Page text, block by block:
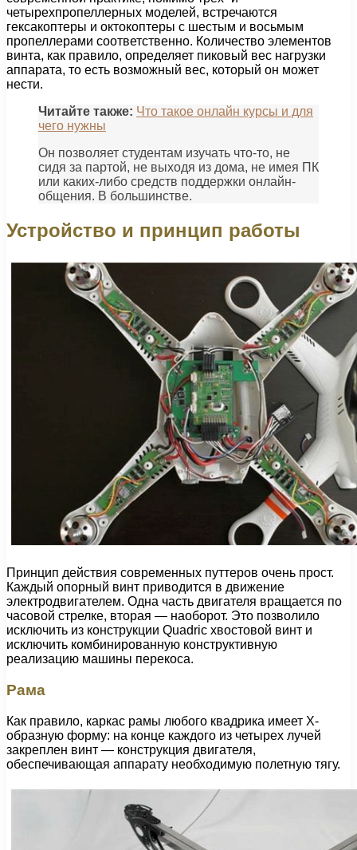
четырехпропеллерных моделей, встречаются
гексакоптеры и октокоптеры с шестым и восьмым
пропеллерами соответственно. Количество элементов
винта, как правило, определяет пиковый вес нагрузки
аппарата, то есть возможный вес, который он может
нести.
Читайте также: Что такое онлайн курсы и для
чего нужны
Он позволяет студентам изучать что-то, не
сидя за партой, не выходя из дома, не имея ПК
или каких-либо средств поддержки онлайн-
общения. В большинстве.
Устройство и принцип работы
Принцип действия современных путтеров очень прост.
Каждый опорный винт приводится в движение
электродвигателем. Одна часть двигателя вращается по
часовой стрелке, вторая — наоборот. Это позволило
исключить из конструкции Quadric хвостовой винт и
исключить комбинированную конструктивную
реализацию машины перекоса.
Рама
Как правило, каркас рамы любого квадрика имеет Х-
образную форму: на конце каждого из четырех лучей
закреплен винт — конструкция двигателя,
обеспечивающая аппарату необходимую полетную тягу.